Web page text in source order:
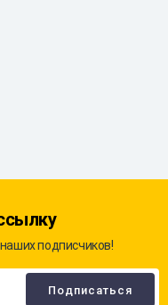
подписчиков!